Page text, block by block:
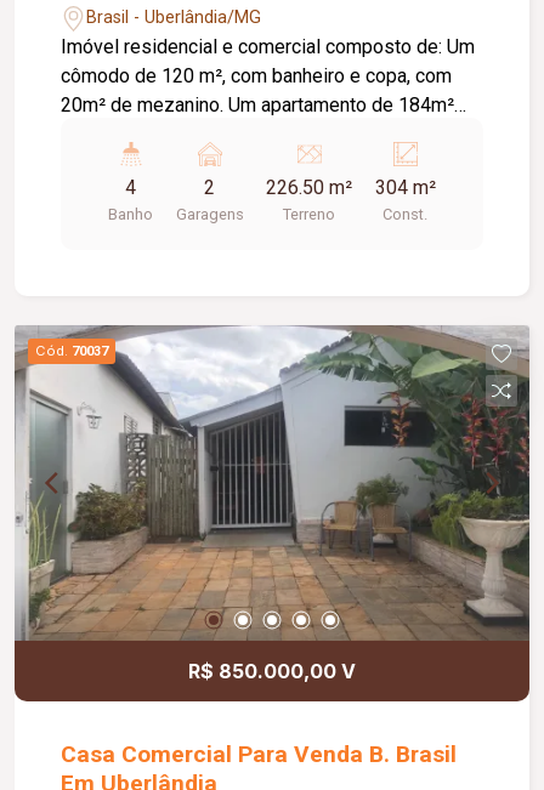
Brasil - Uberlândia/MG
Imóvel residencial e comercial composto de: Um
cômodo de 120 m², com banheiro e copa, com
20m² de mezanino. Um apartamento de 184m²
suíte; Cozinha; Banheiro social; Armários nos
quartos, cozinha e área de serviço; 02 vagas de
garagem; Piso de cerâmica; Terraço com
4
Banho
2
Garagens
226.50 m²
Terreno
304 m²
Const.
Cód. 70037
R$ 850.000,00 V
Casa Comercial Para Venda B. Brasil
Em Uberlândia